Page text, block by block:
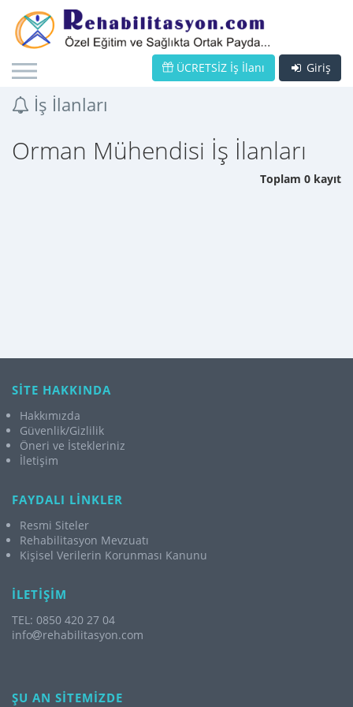
Giriş
ÜCRETSİZ İş İlanı
İş İlanları
Orman Mühendisi İş İlanları
Toplam 0 kayıt
SİTE HAKKINDA
Hakkımızda
Güvenlik/Gizlilik
Öneri ve İstekleriniz
İletişim
FAYDALI LİNKLER
Resmi Siteler
Rehabilitasyon Mevzuatı
Kişisel Verilerin Korunması Kanunu
İLETİŞİM
TEL: 0850 420 27 04
info
rehabilitasyon.com
ŞU AN SİTEMİZDE